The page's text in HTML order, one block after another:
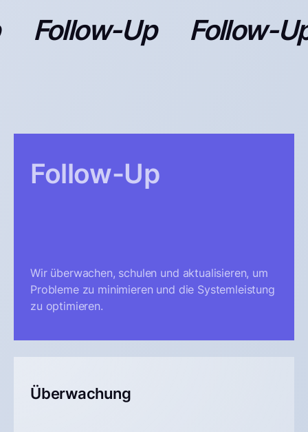
Follow-Up Follow-Up
Follow-Up
Wir überwachen, schulen und aktualisieren, um
Probleme zu minimieren und die Systemleistung
zu optimieren.
Überwachung